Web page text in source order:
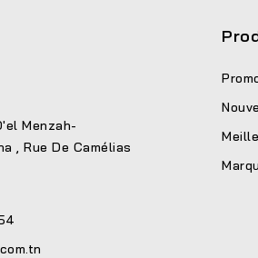
Menzah-
, Rue De Camélias